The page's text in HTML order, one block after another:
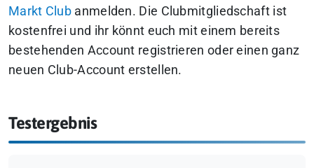
Markt Club anmelden. Die Clubmitgliedschaft ist
kostenfrei und ihr könnt euch mit einem bereits
bestehenden Account registrieren oder einen ganz
neuen Club-Account erstellen.
Testergebnis